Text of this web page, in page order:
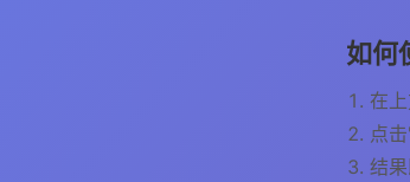
如何
在
点
结